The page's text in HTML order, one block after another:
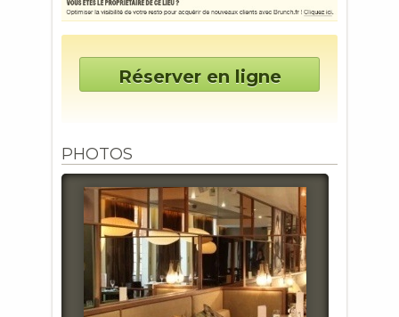
Réserver en ligne
PHOTOS